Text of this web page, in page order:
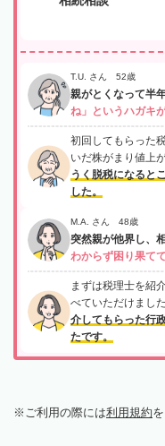
T.U. さん 52歳
親がとくなって半
ね」というハガキ
初回してもらった
いだ株がまり値上
うく脱税になると
した。
M.A. さん 48歳
突然親が他界し、
わからず困り果て
まずは税理士を紹
べていただけました
介してもらった行
たです。
ご利用の際には利用規約